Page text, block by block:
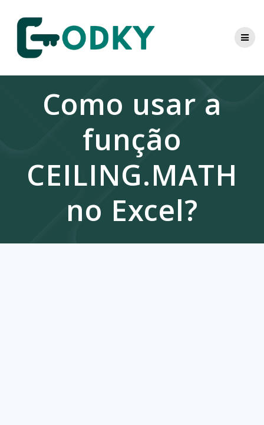
content
Como usar a
função
CEILING.MATH
no Excel?